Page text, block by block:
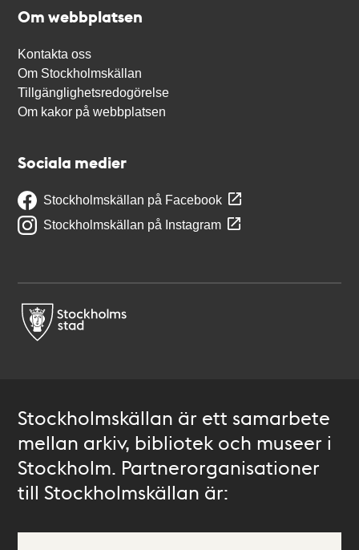
Om webbplatsen
Kontakta oss
Om Stockholmskällan
Tillgänglighetsredogörelse
Om kakor på webbplatsen
Sociala medier
Stockholmskällan på Facebook
Stockholmskällan på Instagram
Stockholmskällan är ett samarbete
mellan arkiv, bibliotek och museer i
Stockholm. Partnerorganisationer
till Stockholmskällan är: